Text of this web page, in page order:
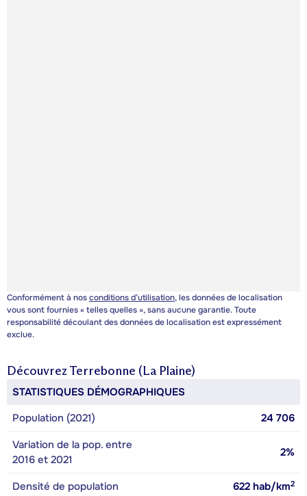
Conformément à nosconditions d’utilisation, les données de localisation
vous sont fournies « telles quelles », sans aucune garantie. Toute
responsabilité découlant des données de localisation est expressément
exclue.
Découvrez Terrebonne (La Plaine)
STATISTIQUES DÉMOGRAPHIQUES
Population (2021)
24 706
Variation de la pop. entre
2016 et 2021
2%
Densité de population 622 hab/km2